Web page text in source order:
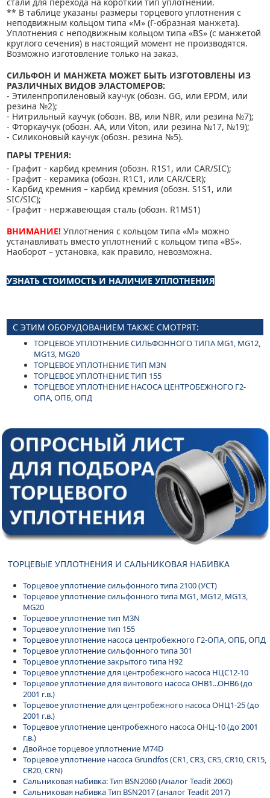
** В таблице указаны размеры торцевого уплотнения с
неподвижным кольцом типа «М» (Г-образная манжета).
Уплотнения с неподвижным кольцом типа «BS» (с манжетой
круглого сечения) в настоящий момент не производятся.
Возможно изготовление только на заказ.
СИЛЬФОН И МАНЖЕТА МОЖЕТ БЫТЬ ИЗГОТОВЛЕНЫ ИЗ
РАЗЛИЧНЫХ ВИДОВ ЭЛАСТОМЕРОВ:
- Этиленпропиленовый каучук (обозн. GG, или EPDM, или
резина №2);
- Нитрильный каучук (обозн. BB, или NBR, или резина №7);
- Фторкаучук (обозн. AA, или Viton, или резина №17, №19);
- Силиконовый каучук (обозн. резина №5).
ПАРЫ ТРЕНИЯ:
- Графит - карбид кремния (обозн. R1S1, или CAR/SIC);
- Графит - керамика (обозн. R1C1, или CAR/CER);
- Карбид кремния – карбид кремния (обозн. S1S1, или
SIC/SIC);
- Графит - нержавеющая сталь (обозн. R1MS1)
ВНИМАНИЕ! Уплотнения с кольцом типа «М» можно
устанавливать вместо уплотнений с кольцом типа «BS».
Наоборот – установка, как правило, невозможна.
УЗНАТЬ СТОИМОСТЬ И НАЛИЧИЕ УПЛОТНЕНИЯ
С ЭТИМ ОБОРУДОВАНИЕМ ТАКЖЕ СМОТРЯТ:
ТОРЦЕВОЕ УПЛОТНЕНИЕ СИЛЬФОННОГО ТИПА MG1, MG12,
MG13, MG20
ТОРЦЕВОЕ УПЛОТНЕНИЕ ТИП M3N
ТОРЦЕВОЕ УПЛОТНЕНИЕ ТИП 155
ТОРЦЕВОЕ УПЛОТНЕНИЕ НАСОСА ЦЕНТРОБЕЖНОГО Г2-
ОПА, ОПБ, ОПД
ТОРЦЕВЫЕ УПЛОТНЕНИЯ И САЛЬНИКОВАЯ НАБИВКА
Торцевое уплотнение сильфонного типа 2100 (УСТ)
Торцевое уплотнение сильфонного типа MG1, MG12, MG13,
MG20
Торцевое уплотнение тип M3N
Торцевое уплотнение тип 155
Торцевое уплотнение насоса центробежного Г2-ОПА, ОПБ, ОПД
Торцевое уплотнение сильфонного типа 301
Торцевое уплотнение закрытого типа H92
Торцевое уплотнение для центробежного насоса НЦС12-10
Торцевое уплотнение для винтового насоса ОНВ1...ОНВ6 (до
2001 г.в.)
Торцевое уплотнение для центробежного насоса ОНЦ1-25 (до
2001 г.в.)
Торцевое уплотнение центробежного насоса ОНЦ-10 (до 2001
г.в.)
Двойное торцевое уплотнение M74D
Торцевое уплотнение насоса Grundfos (CR1, CR3, CR5, CR10, CR15,
CR20, CRN)
Сальниковая набивка: Тип BSN2060 (Аналог Teadit 2060)
Сальниковая набивка Тип BSN2017 (аналог Teadit 2017)